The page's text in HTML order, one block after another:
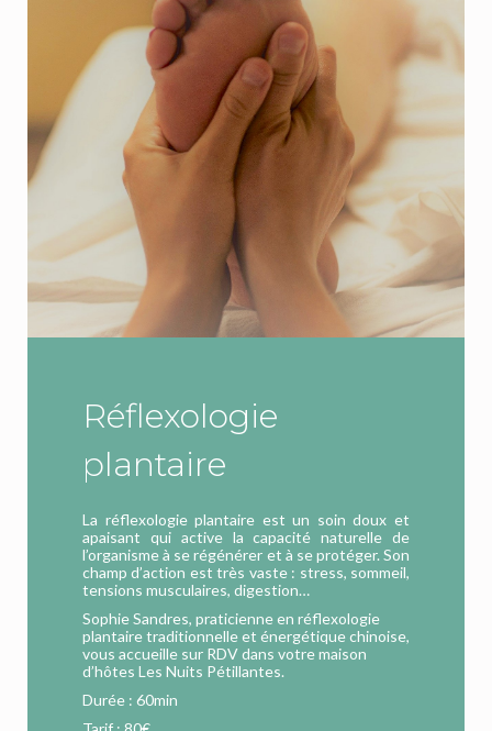
Réflexologie
plantaire
La réflexologie plantaire est un soin doux et
apaisant qui active la capacité naturelle de
l’organisme à se régénérer et à se protéger. Son
champ d’action est très vaste : stress, sommeil,
tensions musculaires, digestion…
Sophie Sandres, praticienne en réflexologie
plantaire traditionnelle et énergétique chinoise,
vous accueille sur RDV dans votre maison
d’hôtes Les Nuits Pétillantes.
Durée : 60min